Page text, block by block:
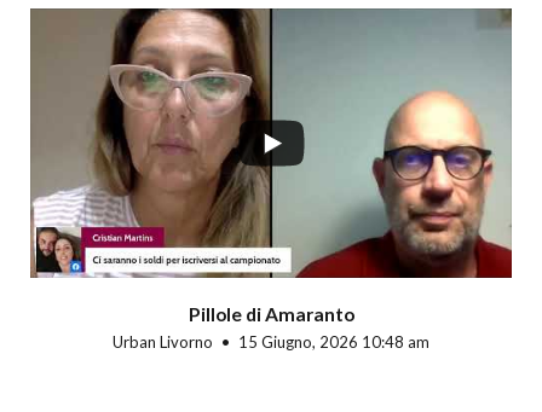
Pillole di Amaranto
Urban Livorno 15 Giugno, 2026 10:48 am